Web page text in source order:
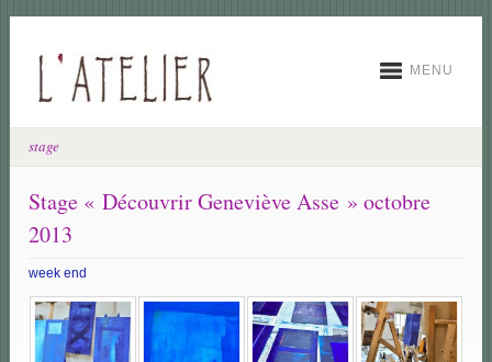
MENU
stage
Stage « Découvrir Geneviève Asse » octobre
2013
week end